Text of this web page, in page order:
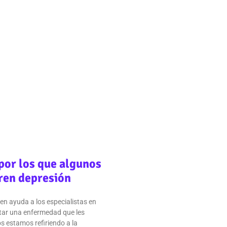
los que algunos
depresión
ayuda a los especialistas en
una enfermedad que les
estamos refiriendo a la